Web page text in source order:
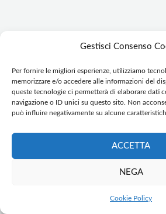
Gestisci Consenso
Per fornire le migliori esperienze, utilizziamo
memorizzare e/o accedere alle informazioni del
queste tecnologie ci permetterà di elaborare dati
navigazione o ID unici su questo sito. Non
può influire negativamente su alcune
ACCETTA
NEGA
Cookie Policy